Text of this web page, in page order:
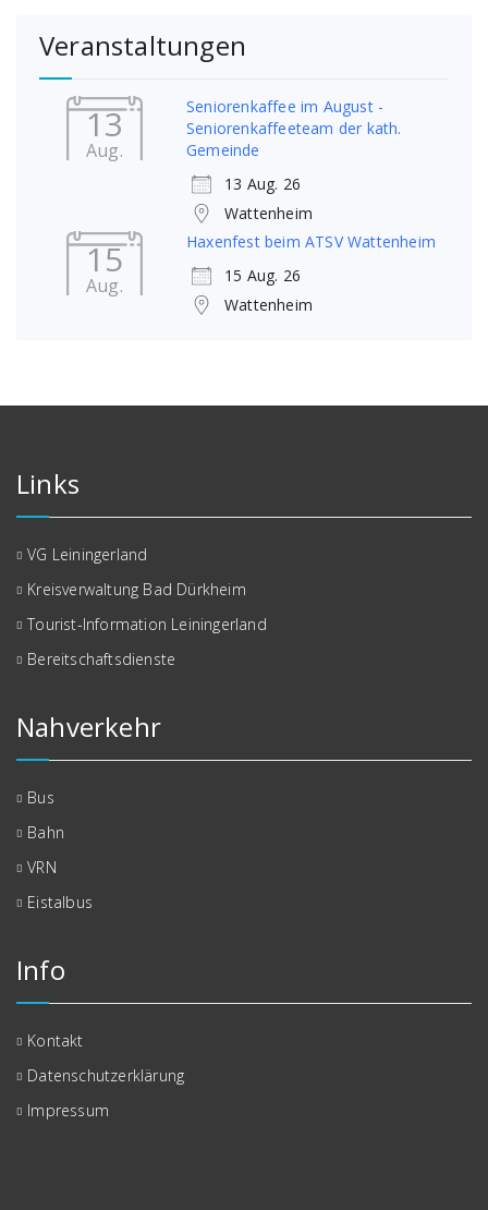
Veranstaltungen
13
Aug.
Seniorenkaffee im August -
Seniorenkaffeeteam der kath.
Gemeinde
13 Aug. 26
Wattenheim
15
Aug.
Haxenfest beim ATSV Wattenheim
15 Aug. 26
Wattenheim
Links
VG Leiningerland
Kreisverwaltung Bad Dürkheim
Tourist-Information Leiningerland
Bereitschaftsdienste
Nahverkehr
Bus
Bahn
VRN
Eistalbus
Info
Kontakt
Datenschutzerklärung
Impressum